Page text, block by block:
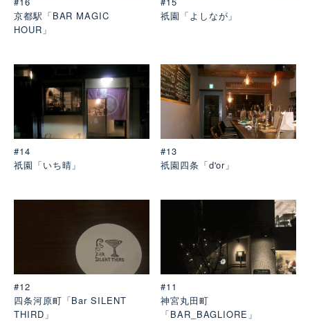
京都駅「BAR MAGIC
HOUR」
祇園「よしなが」
#14
祇園「いち晴」
#13
祇園四条「d'or」
#12
四条河原町「Bar SILENT
THIRD」
#11
神宮丸田町
「BAR_BAGLIORE」